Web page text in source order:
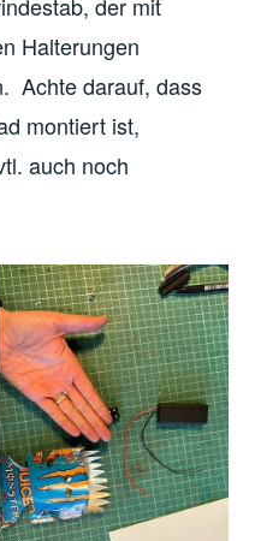
der mit
Halterungen
Achte darauf, dass
montiert ist,
auch noch